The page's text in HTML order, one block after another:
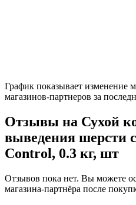
График показывает изменение
магазинов-партнеров за
Отзывы на Сухой
выведения шерсти
Control, 0.3 кг, шт
Отзывов пока нет. Вы можете
магазина-партнёра после